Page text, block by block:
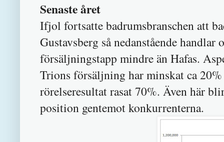
Senaste året
Ifjol fortsatte badrumsbranschen att
Gustavsberg så nedanstående
försäljningstapp mindre än Hafas.
Trions försäljning har minskat ca
rörelseresultat rasat 70%. Även här
position gentemot konkurrenterna.